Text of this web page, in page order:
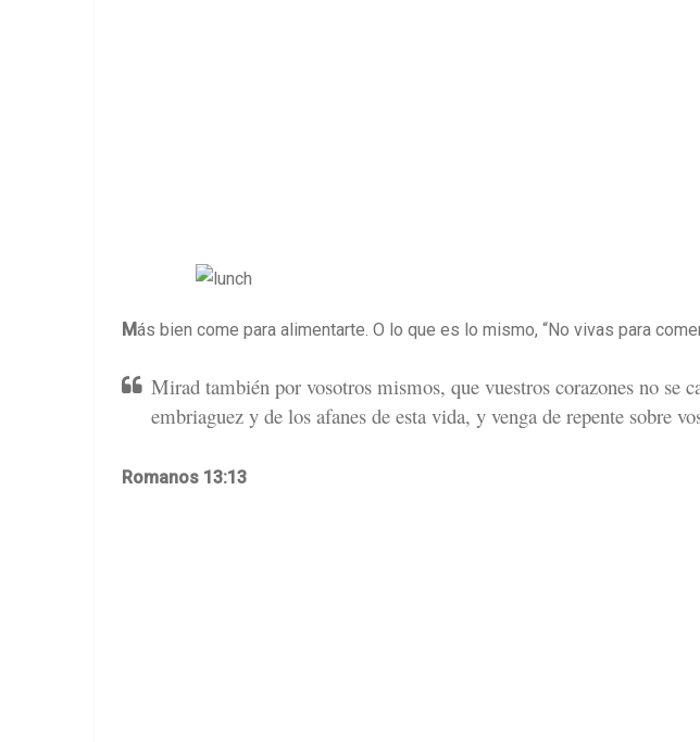
Más bien come para alimentarte. O lo que es lo mismo, “No vivas para
Mirad también por vosotros mismos, que vuestros corazones no se
embriaguez y de los afanes de esta vida, y venga de repente sobre
Romanos 13:13